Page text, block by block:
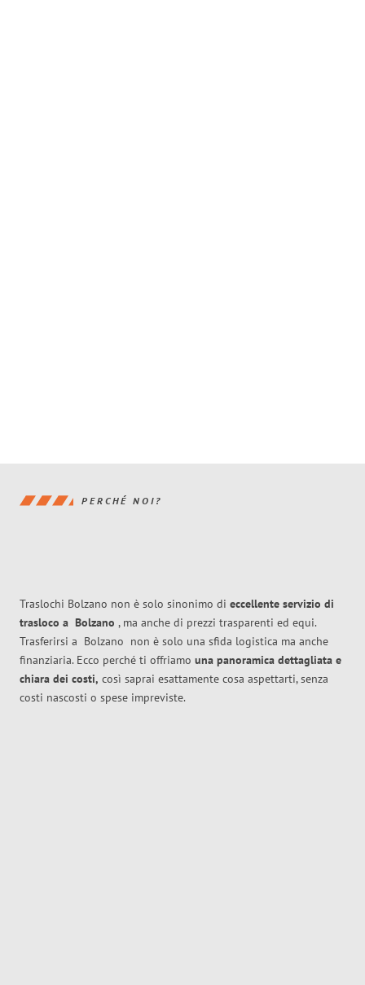
PERCHÉ NOI?
Traslochi Bolzano non è solo sinonimo di eccellente servizio di
trasloco a Bolzano , ma anche di prezzi trasparenti ed equi.
Trasferirsi a Bolzano non è solo una sfida logistica ma anche
finanziaria. Ecco perché ti offriamo una panoramica dettagliata e
chiara dei costi, così saprai esattamente cosa aspettarti, senza
costi nascosti o spese impreviste.